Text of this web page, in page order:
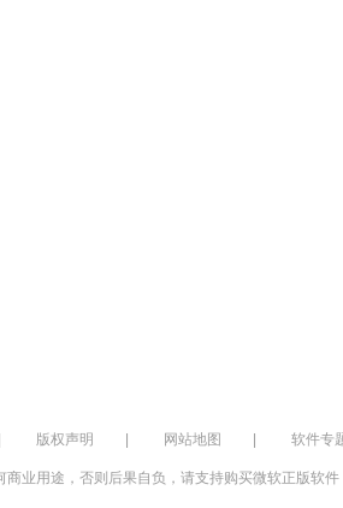
版权声明 网站地图 软件专
业用途，否则后果自负，请支持购买微软正版软